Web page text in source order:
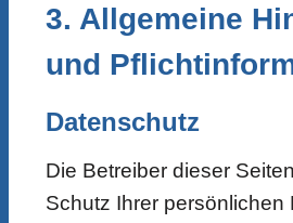
3. Allgemeine
und
Datenschutz
Die Betreiber dieser
Schutz Ihrer persönlichen